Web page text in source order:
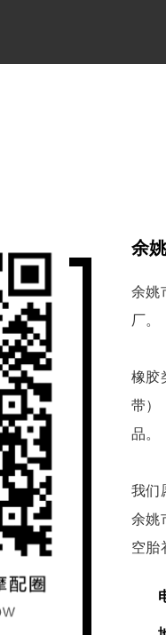
余
余姚
厂。
橡胶
带）
品。
我们
余姚
空胎